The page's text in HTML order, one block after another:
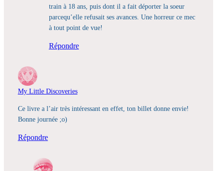
train à 18 ans, puis dont il a fait déporter la soeur
parcequ’elle refusait ses avances. Une horreur ce mec
à tout point de vue!
Répondre
My Little Discoveries
Ce livre a l’air très intéressant en effet, ton billet donne envie!
Bonne journée ;o)
Répondre